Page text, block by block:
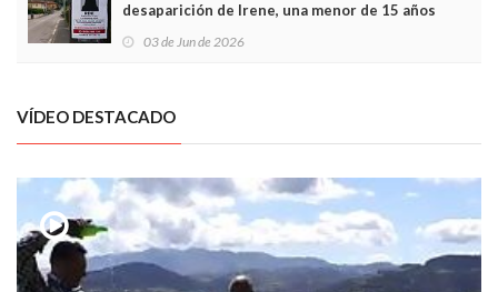
desaparición de Irene, una menor de 15 años
03 de Jun de 2026
VÍDEO DESTACADO